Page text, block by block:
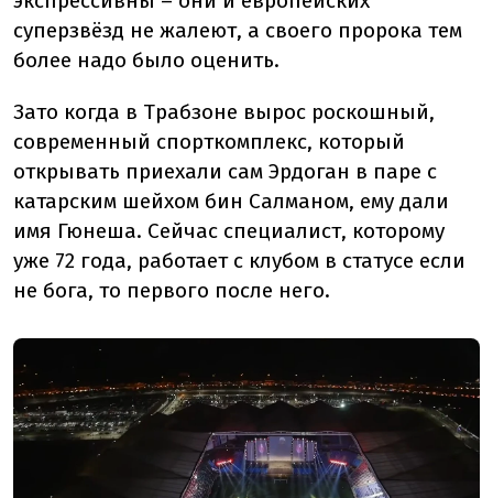
суперзвёзд не жалеют, а своего пророка тем
более надо было оценить.
Зато когда в Трабзоне вырос роскошный,
современный спорткомплекс, который
открывать приехали сам Эрдоган в паре с
катарским шейхом бин Салманом, ему дали
имя Гюнеша. Сейчас специалист, которому
уже 72 года, работает с клубом в статусе если
не бога, то первого после него.